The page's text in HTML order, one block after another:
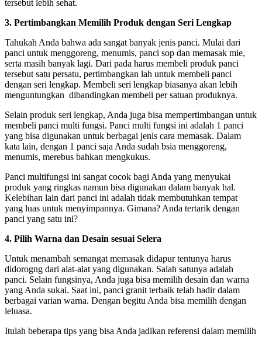
tersebut lebih sehat.
3. Pertimbangkan Memilih Produk dengan Seri Lengkap
Tahukah Anda bahwa ada sangat banyak jenis panci. Mulai dari
panci untuk menggoreng, menumis, panci sop dan memasak mie,
serta masih banyak lagi. Dari pada harus membeli produk panci
tersebut satu persatu, pertimbangkan lah untuk membeli panci
dengan seri lengkap. Membeli seri lengkap biasanya akan lebih
menguntungkan dibandingkan membeli per satuan produknya.
Selain produk seri lengkap, Anda juga bisa mempertimbangan untuk
membeli panci multi fungsi. Panci multi fungsi ini adalah 1 panci
yang bisa digunakan untuk berbagai jenis cara memasak. Dalam
kata lain, dengan 1 panci saja Anda sudah bsia menggoreng,
menumis, merebus bahkan mengkukus.
Panci multifungsi ini sangat cocok bagi Anda yang menyukai
produk yang ringkas namun bisa digunakan dalam banyak hal.
Kelebihan lain dari panci ini adalah tidak membutuhkan tempat
yang luas untuk menyimpannya. Gimana? Anda tertarik dengan
panci yang satu ini?
4. Pilih Warna dan Desain sesuai Selera
Untuk menambah semangat memasak didapur tentunya harus
didorogng dari alat-alat yang digunakan. Salah satunya adalah
panci. Selain fungsinya, Anda juga bisa memilih desain dan warna
yang Anda sukai. Saat ini, panci granit terbaik telah hadir dalam
berbagai varian warna. Dengan begitu Anda bisa memilih dengan
leluasa.
Itulah beberapa tips yang bisa Anda jadikan referensi dalam memilih